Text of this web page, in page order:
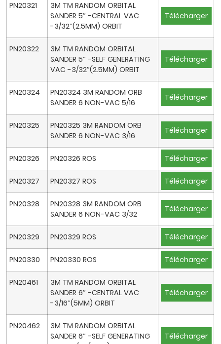
PN20321
3M TM RANDOM ORBITAL
SANDER 5″ -CENTRAL VAC
-3/32″(2.5MM) ORBIT
Télécharger
PN20322
3M TM RANDOM ORBITAL
SANDER 5″ -SELF GENERATING
VAC -3/32″(2.5MM) ORBIT
Télécharger
PN20324
PN20324 3M RANDOM ORB
SANDER 6 NON-VAC 5/16
Télécharger
PN20325
PN20325 3M RANDOM ORB
SANDER 6 NON-VAC 3/16
Télécharger
PN20326 PN20326 ROS Télécharger
PN20327 PN20327 ROS Télécharger
PN20328
PN20328 3M RANDOM ORB
SANDER 6 NON-VAC 3/32
Télécharger
PN20329 PN20329 ROS Télécharger
PN20330 PN20330 ROS Télécharger
PN20461
3M TM RANDOM ORBITAL
SANDER 6″ -CENTRAL VAC
-3/16″(5MM) ORBIT
Télécharger
PN20462
3M TM RANDOM ORBITAL
SANDER 6″ -SELF GENERATING
Télécharger